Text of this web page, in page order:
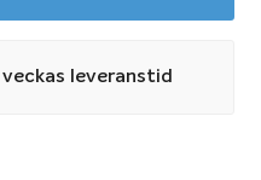
.
leveranstid